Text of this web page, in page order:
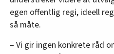
egen offentlig regi, ideell
så måte.
– Vi gir ingen konkrete råd